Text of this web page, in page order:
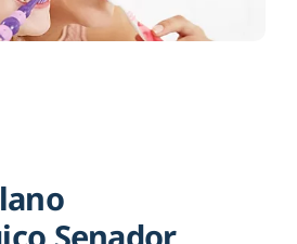
Senador